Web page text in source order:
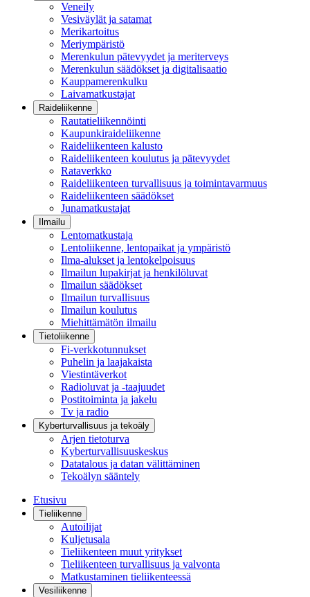
Veneily
Vesiväylät ja satamat
Merikartoitus
Meriympäristö
Merenkulun pätevyydet ja meriterveys
Merenkulun säädökset ja digitalisaatio
Kauppamerenkulku
Laivamatkustajat
Raideliikenne
Rautatieliikennöinti
Kaupunkiraideliikenne
Raideliikenteen kalusto
Raideliikenteen koulutus ja pätevyydet
Rataverkko
Raideliikenteen turvallisuus ja toimintavarmuus
Raideliikenteen säädökset
Junamatkustajat
Ilmailu
Lentomatkustaja
Lentoliikenne, lentopaikat ja ympäristö
Ilma-alukset ja lentokelpoisuus
Ilmailun lupakirjat ja henkilöluvat
Ilmailun säädökset
Ilmailun turvallisuus
Ilmailun koulutus
Miehittämätön ilmailu
Tietoliikenne
Fi-verkkotunnukset
Puhelin ja laajakaista
Viestintäverkot
Radioluvat ja -taajuudet
Postitoiminta ja jakelu
Tv ja radio
Kyberturvallisuus ja tekoäly
Arjen tietoturva
Kyberturvallisuuskeskus
Datatalous ja datan välittäminen
Tekoälyn sääntely
Etusivu
Tieliikenne
Autoilijat
Kuljetusala
Tieliikenteen muut yritykset
Tieliikenteen turvallisuus ja valvonta
Matkustaminen tieliikenteessä
Vesiliikenne